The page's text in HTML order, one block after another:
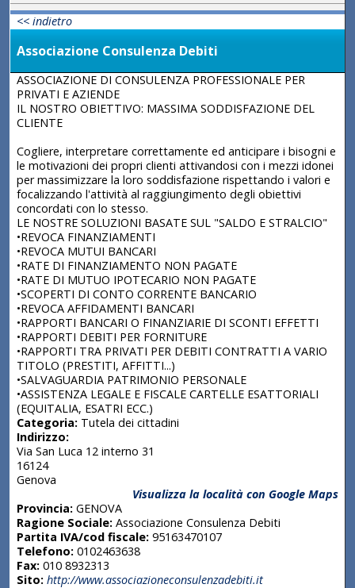
<< indietro
Associazione Consulenza Debiti
ASSOCIAZIONE DI CONSULENZA PROFESSIONALE PER
PRIVATI E AZIENDE
IL NOSTRO OBIETTIVO: MASSIMA SODDISFAZIONE DEL
CLIENTE
Cogliere, interpretare correttamente ed anticipare i bisogni e
le motivazioni dei propri clienti attivandosi con i mezzi idonei
per massimizzare la loro soddisfazione rispettando i valori e
focalizzando l'attività al raggiungimento degli obiettivi
concordati con lo stesso.
LE NOSTRE SOLUZIONI BASATE SUL "SALDO E STRALCIO"
•REVOCA FINANZIAMENTI
•REVOCA MUTUI BANCARI
•RATE DI FINANZIAMENTO NON PAGATE
•RATE DI MUTUO IPOTECARIO NON PAGATE
•SCOPERTI DI CONTO CORRENTE BANCARIO
•REVOCA AFFIDAMENTI BANCARI
•RAPPORTI BANCARI O FINANZIARIE DI SCONTI EFFETTI
•RAPPORTI DEBITI PER FORNITURE
•RAPPORTI TRA PRIVATI PER DEBITI CONTRATTI A VARIO
TITOLO (PRESTITI, AFFITTI...)
•SALVAGUARDIA PATRIMONIO PERSONALE
•ASSISTENZA LEGALE E FISCALE CARTELLE ESATTORIALI
(EQUITALIA, ESATRI ECC.)
Categoria:Tutela dei cittadini
Indirizzo:
Via San Luca 12 interno 31
16124
Genova
Visualizza la località con Google Maps
Provincia:GENOVA
Ragione Sociale:Associazione Consulenza Debiti
Partita IVA/cod fiscale:95163470107
Telefono:0102463638
Fax:010 8932313
Sito: http://www.associazioneconsulenzadebiti.it